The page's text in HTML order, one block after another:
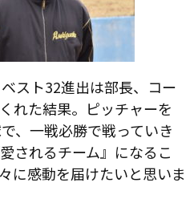
スト32進出は部長、コー
れた結果。ピッチャーを
、一戦必勝で戦っていき
されるチーム』になるこ
に感動を届けたいと思いま